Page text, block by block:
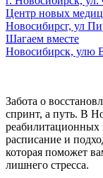
Центр новых
Новосибирсг, ул
Шагаем вместе
Новосибирск, улю
Забота о
спринт, а путь. В
реабилитационных
расписание и
которая поможет
лишнего стресса.